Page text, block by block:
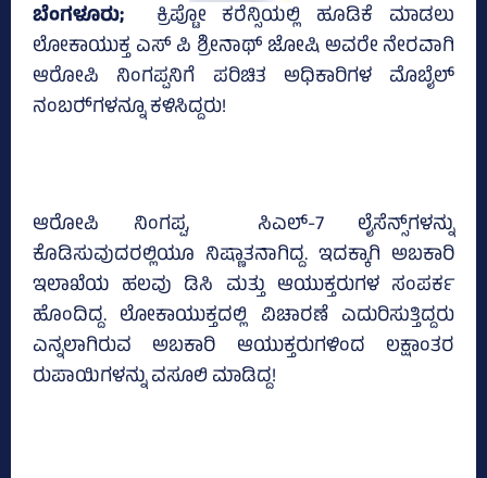
ಬೆಂಗಳೂರು; ಕ್ರಿಪ್ಟೋ ಕರೆನ್ಸಿಯಲ್ಲಿ ಹೂಡಿಕೆ ಮಾಡಲು
ಲೋಕಾಯುಕ್ತ ಎಸ್‌ ಪಿ ಶ್ರೀನಾಥ್‌ ಜೋಷಿ ಅವರೇ ನೇರವಾಗಿ
ಆರೋಪಿ ನಿಂಗಪ್ಪನಿಗೆ ಪರಿಚಿತ ಅಧಿಕಾರಿಗಳ ಮೊಬೈಲ್‌
ನಂಬರ್‍‌ಗಳನ್ನೂ ಕಳಿಸಿದ್ದರು!
ಆರೋಪಿ ನಿಂಗಪ್ಪ, ಸಿಎಲ್‌-7 ಲೈಸೆನ್ಸ್‌ಗಳನ್ನು
ಕೊಡಿಸುವುದರಲ್ಲಿಯೂ ನಿಷ್ಣಾತನಾಗಿದ್ದ. ಇದಕ್ಕಾಗಿ ಅಬಕಾರಿ
ಇಲಾಖೆಯ ಹಲವು ಡಿಸಿ ಮತ್ತು ಆಯುಕ್ತರುಗಳ ಸಂಪರ್ಕ
ಹೊಂದಿದ್ದ. ಲೋಕಾಯುಕ್ತದಲ್ಲಿ ವಿಚಾರಣೆ ಎದುರಿಸುತ್ತಿದ್ದರು
ಎನ್ನಲಾಗಿರುವ ಅಬಕಾರಿ ಆಯುಕ್ತರುಗಳಿಂದ ಲಕ್ಷಾಂತರ
ರುಪಾಯಿಗಳನ್ನು ವಸೂಲಿ ಮಾಡಿದ್ದ!